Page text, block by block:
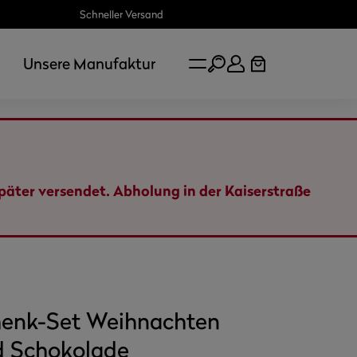
Schneller Versand
Unsere Manufaktur
versendet. Abholung in der Kaiserstraße
Set Weihnachten
Schokolade